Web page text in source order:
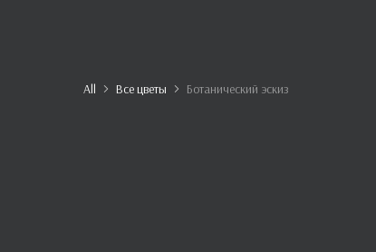
All Все цветы Ботанический эскиз